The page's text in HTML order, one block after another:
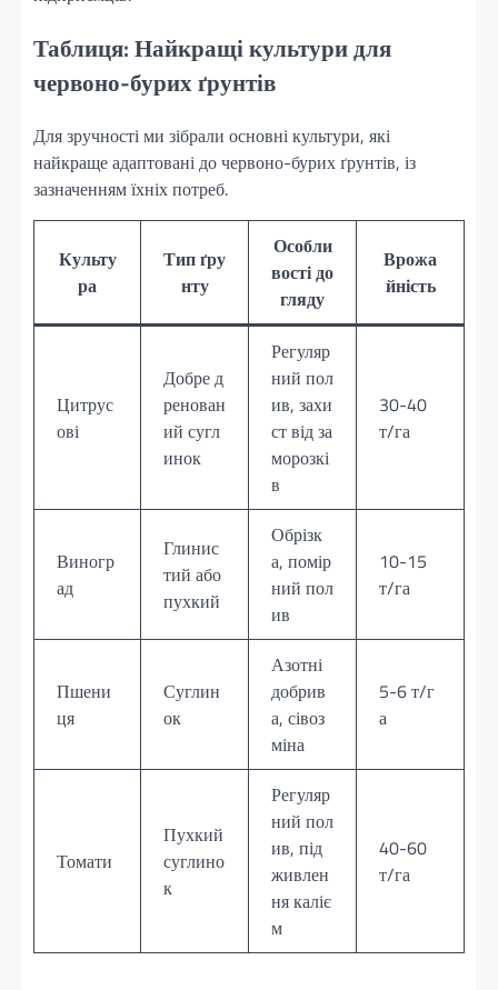
Таблиця: Найкращі культури для
червоно-бурих ґрунтів
Для зручності ми зібрали основні культури, які
найкраще адаптовані до червоно-бурих ґрунтів, із
зазначенням їхніх потреб.
Культу
ра
Тип ґру
нту
Особли
вості до
гляду
Врожа
йність
Цитрус
ові
Добре д
ренован
ий сугл
инок
Регуляр
ний пол
ив, захи
ст від за
морозкі
в
30-40
т/га
Виногр
ад
Глинис
тий або
пухкий
Обрізк
а, помір
ний пол
ив
10-15
т/га
Пшени
ця
Суглин
ок
Азотні
добрив
а, сівоз
міна
5-6 т/г
а
Томати
Пухкий
суглино
к
Регуляр
ний пол
ив, під
живлен
ня каліє
м
40-60
т/га